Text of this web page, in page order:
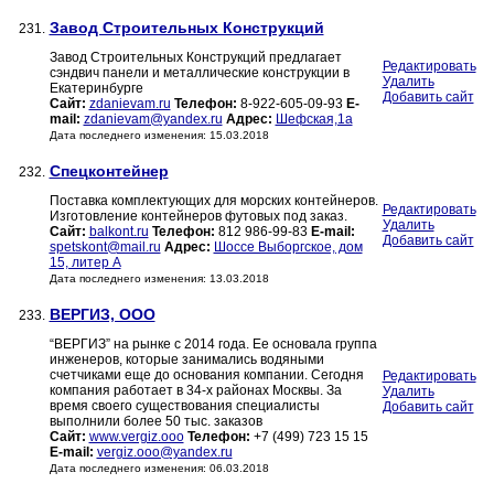
231. Завод Строительных Конструкций
Завод Строительных Конструкций предлагает
сэндвич панели и металлические конструкции в
Екатеринбурге
Сайт: zdanievam.ru Телефон: 8-922-605-09-93 E-
mail: zdanievam@yandex.ru Адрес: Шефская,1а
Дата последнего изменения: 15.03.2018
Редактировать
Удалить
Добавить сайт
232. Спецконтейнер
Поставка комплектующих для морских контейнеров.
Изготовление контейнеров футовых под заказ.
Сайт: balkont.ru Телефон: 812 986-99-83 E-mail:
spetskont@mail.ru Адрес: Шоссе Выборгское, дом
15, литер А
Дата последнего изменения: 13.03.2018
Редактировать
Удалить
Добавить сайт
233. ВЕРГИЗ, ООО
“ВЕРГИЗ” на рынке с 2014 года. Ее основала группа
инженеров, которые занимались водяными
счетчиками еще до основания компании. Сегодня
компания работает в 34-х районах Москвы. За
время своего существования специалисты
выполнили более 50 тыс. заказов
Сайт: www.vergiz.ooo Телефон: +7 (499) 723 15 15
E-mail: vergiz.ooo@yandex.ru
Дата последнего изменения: 06.03.2018
Редактировать
Удалить
Добавить сайт